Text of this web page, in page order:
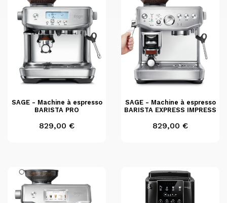
SAGE - Machine à espresso
BARISTA PRO
Prix
829,00 €
SAGE - Machine à espresso
BARISTA EXPRESS IMPRESS
Prix
829,00 €